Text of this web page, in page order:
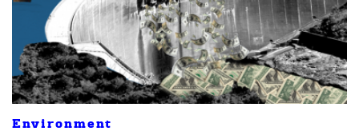
Environment